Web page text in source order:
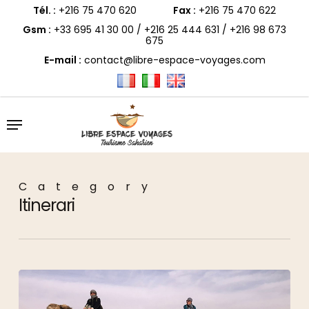
Tél. : +216 75 470 620 Fax : +216 75 470 622
Gsm : +33 695 41 30 00 / +216 25 444 631 / +216 98 673
675
E-mail : contact@libre-espace-voyages.com
Menu
Category
Itinerari